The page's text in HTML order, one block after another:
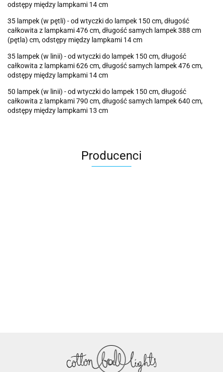
odstępy między lampkami 14 cm
35 lampek (w pętli) - od wtyczki do lampek 150 cm, długość
całkowita z lampkami 476 cm, długość samych lampek 388 cm
(pętla) cm, odstępy między lampkami 14 cm
35 lampek (w linii) - od wtyczki do lampek 150 cm, długość
całkowita z lampkami 626 cm, długość samych lampek 476 cm,
odstępy między lampkami 14 cm
50 lampek (w linii) - od wtyczki do lampek 150 cm, długość
całkowita z lampkami 790 cm, długość samych lampek 640 cm,
odstępy między lampkami 13 cm
Producenci